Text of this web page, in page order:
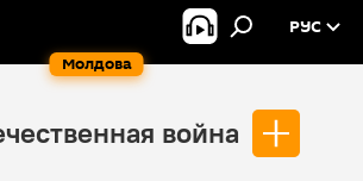
Молдова
РУС
война